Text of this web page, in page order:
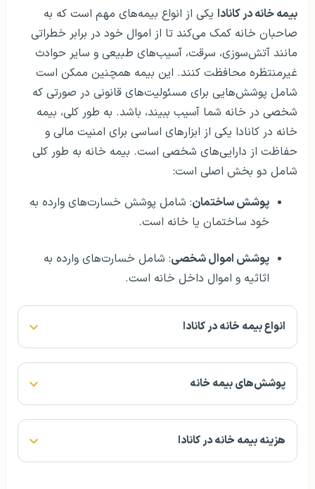
بیمه خانه در کانادا یکی از انواع بیمه‌های مهم است که به
صاحبان خانه کمک می‌کند تا از اموال خود در برابر خطراتی
مانند آتش‌سوزی، سرقت، آسیب‌های طبیعی و سایر حوادث
غیرمنتظره محافظت کنند. این بیمه همچنین ممکن است
شامل پوشش‌هایی برای مسئولیت‌های قانونی در صورتی که
شخصی در خانه شما آسیب ببیند، باشد. به طور کلی، بیمه
خانه در کانادا یکی از ابزارهای اساسی برای امنیت مالی و
حفاظت از دارایی‌های شخصی است. بیمه خانه به طور کلی
شامل دو بخش اصلی است:
پوشش ساختمان: شامل پوشش خسارت‌های وارده به
خود ساختمان یا خانه است.
پوشش اموال شخصی: شامل خسارت‌های وارده به
اثاثیه و اموال داخل خانه است.
انواع بیمه خانه در کانادا
پوشش‌های بیمه خانه
هزینه بیمه خانه در کانادا